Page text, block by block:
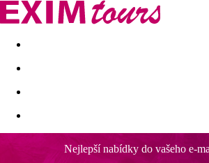
Akční nabídky Last minute
Nejlepší nabídky do vašeho e-